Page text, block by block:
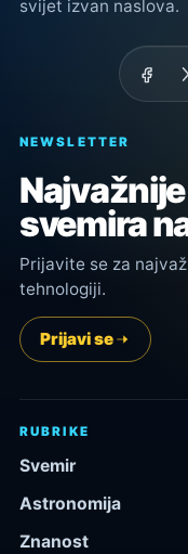
svijet izvan naslova.
NEWSLETTER
svemira
Prijavite se za
tehnologiji.
Prijavi se
RUBRIKE
Svemir
Astronomija
Znanost